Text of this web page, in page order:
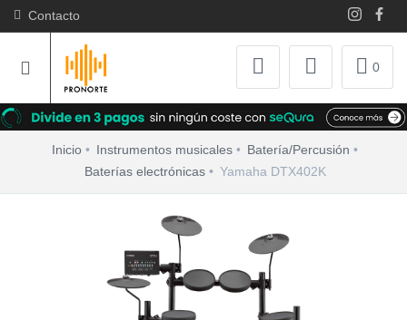
Contacto
0
Inicio Instrumentos musicales
Batería/Percusión
Baterías electrónicas
Yamaha DTX402K